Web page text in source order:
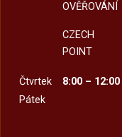
OVĚŘOVÁNÍ
CZECH
POINT
Čtvrtek
8:00 – 12:00
Pátek